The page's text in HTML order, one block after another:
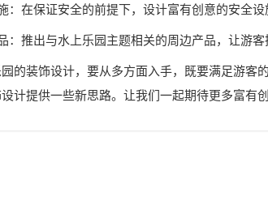
：在保证安全的前提下，设计富有创意的安全设
：推出与水上乐园主题相关的周边产品，让游客
的装饰设计，要从多方面入手，既要满足游客
计提供一些新思路。让我们一起期待更多富有